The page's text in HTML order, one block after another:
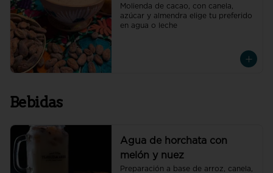
Molienda de cacao, con canela,
azúcar y almendra elige tu preferido
en agua o leche
Bebidas
Agua de horchata con
melón y nuez
Preparación a base de arroz, canela,